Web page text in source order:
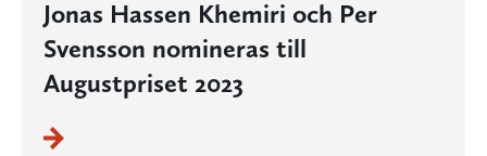
Jonas Hassen Khemiri och Per
Svensson nomineras till
Augustpriset 2023